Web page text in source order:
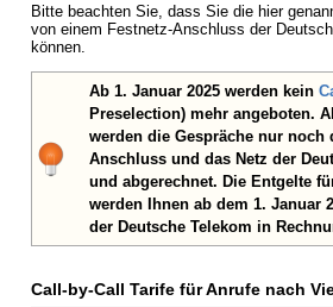
Bitte beachten Sie, dass Sie die hier
von einem Festnetz-Anschluss der
können.
Ab 1. Januar 2025 werden kein
Preselection) mehr angeboten.
werden die Gespräche nur noch
Anschluss und das Netz der
und abgerechnet. Die Entgelte
werden Ihnen ab dem 1. Januar
der Deutsche Telekom in
Call-by-Call Tarife für Anrufe nach